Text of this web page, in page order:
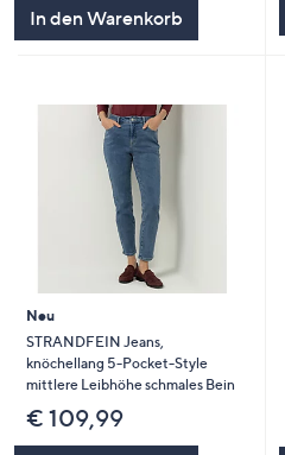
In den Warenkorb
Neu
STRANDFEIN Jeans,
knöchellang 5-Pocket-Style
mittlere Leibhöhe schmales Bein
€ 109,99